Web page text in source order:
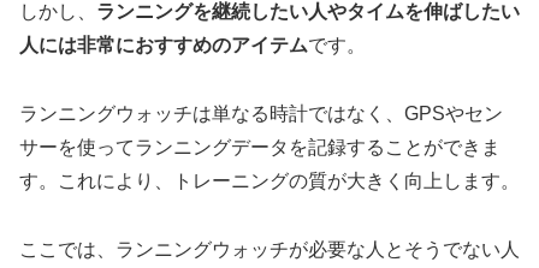
しかし、 ランニングを継続したい人やタイムを伸ばしたい
人には非常におすすめのアイテムです。
ランニングウォッチは単なる時計ではなく、GPSやセン
サーを使ってランニングデータを記録することができま
す。これにより、トレーニングの質が大きく向上します。
ここでは、ランニングウォッチが必要な人とそうでない人